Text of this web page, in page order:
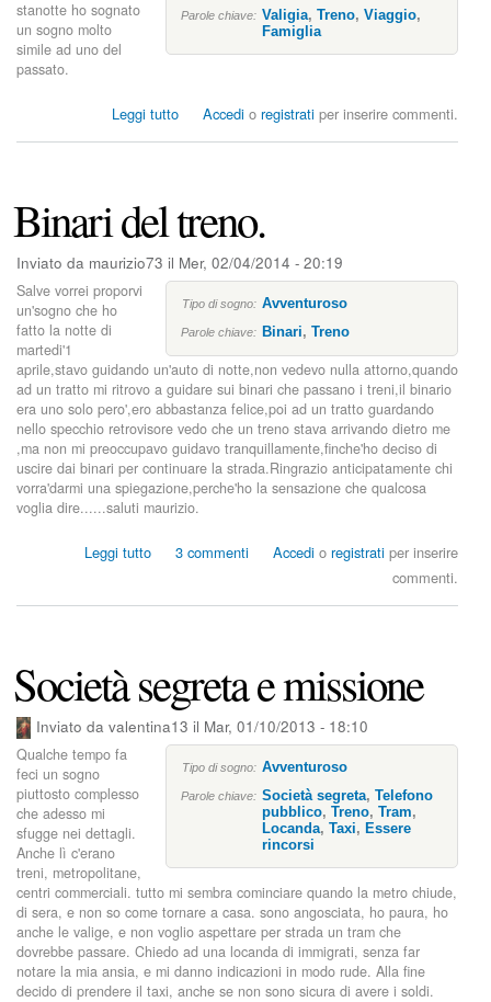
Parole chiave: Valigia, Treno, Viaggio,
Famiglia
stanotte ho sognato
un sogno molto
simile ad uno del
passato.
Leggi tutto
d
i
t
a
d
l
l
a
m
i
a
v
a
l
g
i
t
r
e
o
Accedi o registrati per inserire commenti.
Binari del treno.
Inviato da maurizio73 il Mer, 02/04/2014 - 20:19
Tipo di sogno: Avventuroso
Parole chiave: Binari, Treno
Salve vorrei proporvi
un'sogno che ho
fatto la notte di
martedi'1
aprile,stavo guidando un'auto di notte,non vedevo nulla attorno,quando
ad un tratto mi ritrovo a guidare sui binari che passano i treni,il binario
era uno solo pero',ero abbastanza felice,poi ad un tratto guardando
nello specchio retrovisore vedo che un treno stava arrivando dietro me
,ma non mi preoccupavo guidavo tranquillamente,finche'ho deciso di
uscire dai binari per continuare la strada.Ringrazio anticipatamente chi
vorra'darmi una spiegazione,perche'ho la sensazione che qualcosa
voglia dire......saluti maurizio.
Leggi tutto
i
i
e
3 commenti Accedi o registrati per inserire
commenti.
Società segreta e missione
Inviato davalentina13 il Mar, 01/10/2013 - 18:10
Tipo di sogno: Avventuroso
Parole chiave: Società segreta, Telefono
pubblico, Treno, Tram,
Locanda, Taxi, Essere
rincorsi
Qualche tempo fa
feci un sogno
piuttosto complesso
che adesso mi
sfugge nei dettagli.
Anche lì c'erano
treni, metropolitane,
centri commerciali. tutto mi sembra cominciare quando la metro chiude,
di sera, e non so come tornare a casa. sono angosciata, ho paura, ho
anche le valige, e non voglio aspettare per strada un tram che
dovrebbe passare. Chiedo ad una locanda di immigrati, senza far
notare la mia ansia, e mi danno indicazioni in modo rude. Alla fine
decido di prendere il taxi, anche se non sono sicura di avere i soldi.